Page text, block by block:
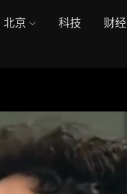
北京 科技 财经